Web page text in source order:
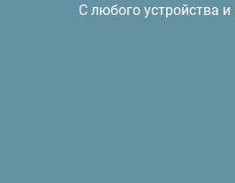
С любого устройства